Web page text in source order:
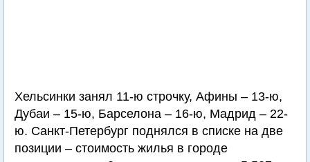
Хельсинки занял 11-ю строчку, Афины – 13-ю,
Дубаи – 15-ю, Барселона – 16-ю, Мадрид – 22-
ю. Санкт-Петербург поднялся в списке на две
позиции – стоимость жилья в городе